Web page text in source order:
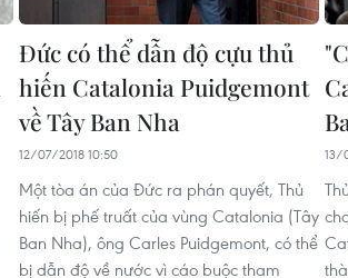
Đức có thể dẫn độ cựu thủ
hiến Catalonia Puidgemont
về Tây Ban Nha
12/07/2018 10:50
Một tòa án của Đức ra phán quyết, Thủ
hiến bị phế truất của vùng Catalonia (Tây
Ban Nha), ông Carles Puidgemont, có thể
bị dẫn độ về nước vì cáo buộc tham
13/